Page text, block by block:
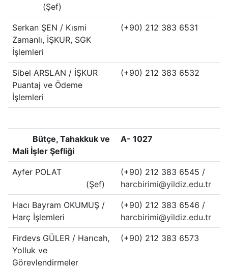
(Şef)
Serkan ŞEN / Kısmi
Zamanlı, İŞKUR, SGK
İşlemleri
(+90) 212 383 6531
Sibel ARSLAN / İŞKUR
Puantaj ve Ödeme
İşlemleri
(+90) 212 383 6532
Bütçe, Tahakkuk ve
Mali İşler Şefliği
A- 1027
Ayfer POLAT
(Şef)
(+90) 212 383 6545 /
harcbirimi@yildiz.edu.tr
Hacı Bayram OKUMUŞ /
Harç İşlemleri
(+90) 212 383 6546 /
harcbirimi@yildiz.edu.tr
Firdevs GÜLER / Harıcah,
Yolluk ve
Görevlendirmeler
(+90) 212 383 6573